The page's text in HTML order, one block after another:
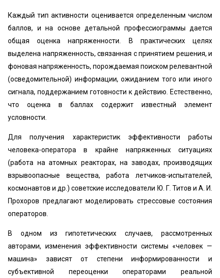
Каждый тип активности оценивается определенным числом
баллов, и на основе детальной профессиограммы дается
общая оценка напряженности. В практических целях
выделена напряженность, связанная с принятием решения, и
фоновая напряженность, порождаемая поиском релевантной
(осведомительной) информации, ожиданием того или иного
сигнала, поддержанием готовности к действию. Естественно,
что оценка в баллах содержит известный элемент
условности.
Для получения характеристик эффективности работы
человека-оператора в крайне напряженных ситуациях
(работа на атомных реакторах, на заводах, производящих
взрывоопасные вещества, работа летчиков-испытателей,
космонавтов и др.) советские исследователи Ю. Г. Титов и А. И.
Прохоров предлагают моделировать стрессовые состояния
операторов.
В одном из гипотетических случаев, рассмотренных
авторами, изменения эффективности системы «человек —
машина» зависят от степени информированности и
субъективной переоценки операторами реальной